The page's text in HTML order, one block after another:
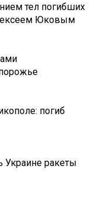
тел погибших
Юковым
погиб
Украине ракеты